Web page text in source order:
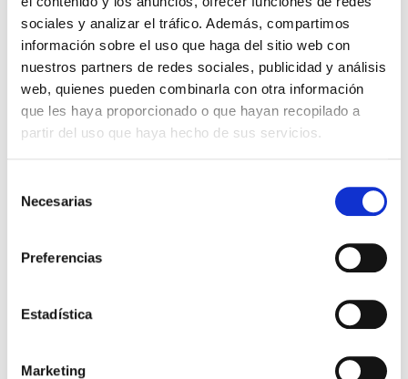
sociales y analizar el tráfico. Además, compartimos
información sobre el uso que haga del sitio web con
nuestros partners de redes sociales, publicidad y análisis
web, quienes pueden combinarla con otra información
que les haya proporcionado o que hayan recopilado a
partir del uso que haya hecho de sus servicios.
Necesarias
Preferencias
Estadística
Marketing
Bonificable